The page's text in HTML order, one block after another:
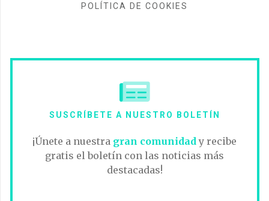
POLÍTICA DE COOKIES
SUSCRÍBETE A NUESTRO BOLETÍN
¡Únete a nuestra gran comunidad y recibe
gratis el boletín con las noticias más
destacadas!